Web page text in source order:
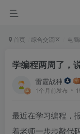
首页 综合交流区 电
学编程两周了，
雷霆战神
1个月前发布
最近在学习编程，
着老师一步步敲代